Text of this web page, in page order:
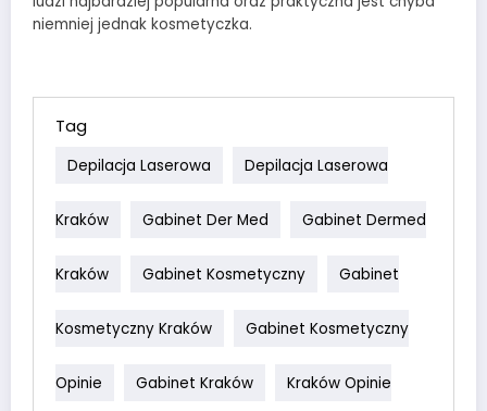
niemniej jednak kosmetyczka.
Tag
Depilacja Laserowa Depilacja Laserowa
Kraków Gabinet Der Med Gabinet Dermed
Kraków Gabinet Kosmetyczny Gabinet
Kosmetyczny Kraków Gabinet Kosmetyczny
Opinie Gabinet Kraków Kraków Opinie